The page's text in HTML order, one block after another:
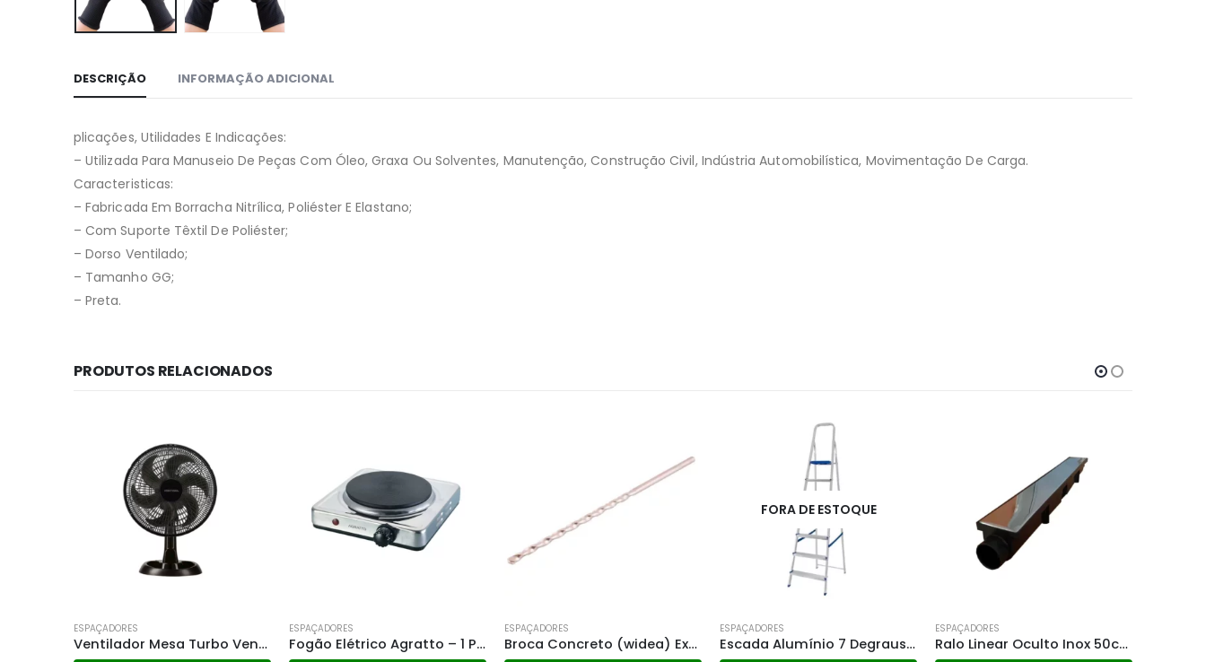
DESCRIÇÃO INFORMAÇÃO ADICIONAL
plicações, Utilidades E Indicações:
– Utilizada Para Manuseio De Peças Com Óleo, Graxa Ou Solventes, Manutenção, Construção Civil, Indústria Automobilística, Movimentação De Carga.
Caracteristicas:
– Fabricada Em Borracha Nitrílica, Poliéster E Elastano;
– Com Suporte Têxtil De Poliéster;
– Dorso Ventilado;
– Tamanho GG;
– Preta.
PRODUTOS RELACIONADOS
ESPAÇADORES
Fogão Elétrico Agratto – 1 Prato 1500w – 220v
ESPAÇADORES
Broca Concreto (widea) Extra Longa – 12mm
FORA DE ESTOQUE
ESPAÇADORES
Escada Alumínio 7 Degraus Mor
ESPAÇADORES
Ralo Linear Oculto Inox 50cm
ESPAÇADORES
Escada Extensiva 13 Degraus Mor